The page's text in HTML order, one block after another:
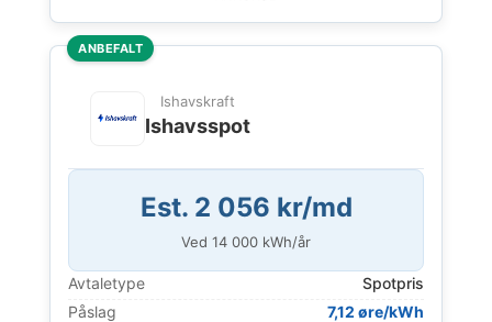
ANBEFALT
Ishavskraft
Ishavsspot
Est. 2 056 kr/md
Ved 14 000 kWh/år
Avtaletype
Spotpris
Påslag
7,12 øre/kWh